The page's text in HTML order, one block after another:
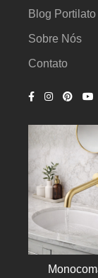
Blog Portilato
Sobre Nós
Contato